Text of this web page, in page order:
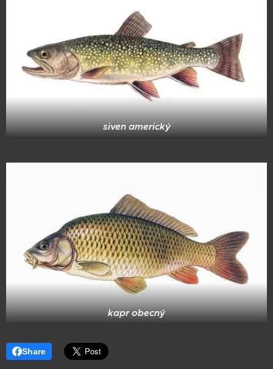
siven americký
kapr obecný
Share